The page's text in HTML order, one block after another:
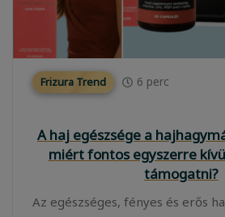
Frizura Trend 6 perc
A haj egészsége a
miért fontos egyszerre
támogatni?
Az egészséges, fényes és erős